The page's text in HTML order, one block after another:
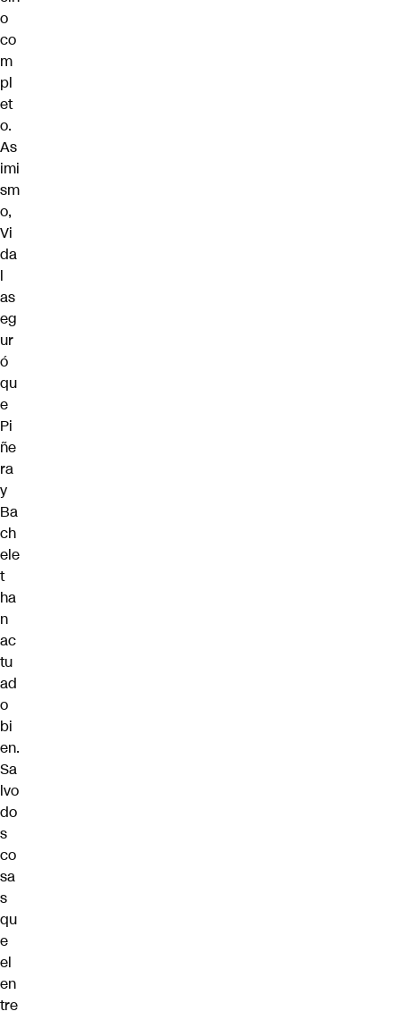
o
co
m
pl
et
o.
As
imi
sm
o,
Vi
da
l
as
eg
ur
ó
qu
e
Pi
ñe
ra
y
Ba
ch
ele
t
ha
n
ac
tu
ad
o
bi
en.
Sa
lvo
do
s
co
sa
s
qu
e
el
en
tre